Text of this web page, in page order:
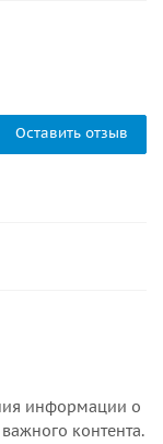
Оставить отзыв
информации о
контента.